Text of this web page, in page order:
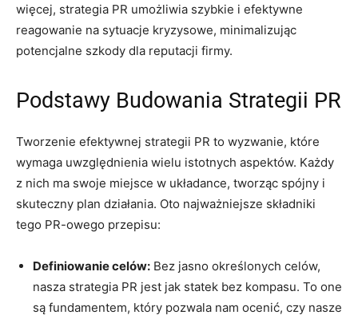
więcej, strategia PR umożliwia szybkie i efektywne
reagowanie na sytuacje kryzysowe, minimalizując
potencjalne szkody dla reputacji firmy.
Podstawy Budowania Strategii PR
Tworzenie efektywnej strategii PR to wyzwanie, które
wymaga uwzględnienia wielu istotnych aspektów. Każdy
z nich ma swoje miejsce w układance, tworząc spójny i
skuteczny plan działania. Oto najważniejsze składniki
tego PR-owego przepisu:
Definiowanie celów: Bez jasno określonych celów,
nasza strategia PR jest jak statek bez kompasu. To one
są fundamentem, który pozwala nam ocenić, czy nasze